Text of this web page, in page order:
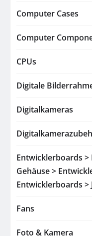
Computer Cases
Computer
CPUs
Digitale
Digitalkameras
Entwicklerboards >
Gehäuse >
Entwicklerboards >
Fans
Foto & Kamera